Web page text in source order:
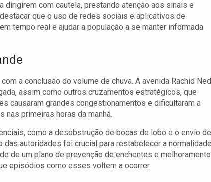
com cautela, prestando atenção aos sinais e
que o uso de redes sociais e aplicativos de
tempo real e ajudar a população a se manter informada
a conclusão do volume de chuva. A avenida Rachid
assim como outros cruzamentos estratégicos, que
causaram grandes congestionamentos e dificultaram a
nas primeiras horas da manhã.
como a desobstrução de bocas de lobo e o envio de
autoridades foi crucial para restabelecer a
de um plano de prevenção de enchentes e
episódios como esses voltem a ocorrer.